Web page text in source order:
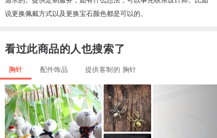
说更换佩戴方式以及更换宝石颜色都是可以的。
看过此商品的人也搜索了
胸针 配件饰品 提供客制的 胸针